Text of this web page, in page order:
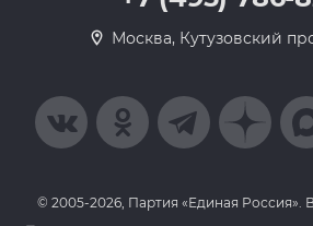
Москва, Кутузовский
© 2005-2026, Партия «Единая Россия».